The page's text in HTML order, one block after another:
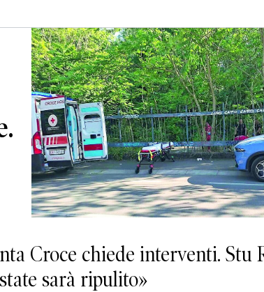
Croce chiede interventi. Stu
sarà ripulito»